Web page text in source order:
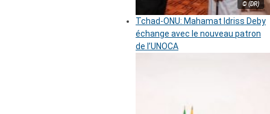
© (DR)
Tchad-ONU: Mahamat Idriss Deby
échange avec le nouveau patron
de l’UNOCA